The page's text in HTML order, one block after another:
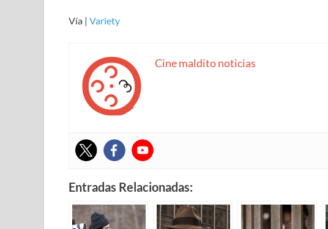
Vía | Variety
Cine maldito noticias
Entradas Relacionadas: